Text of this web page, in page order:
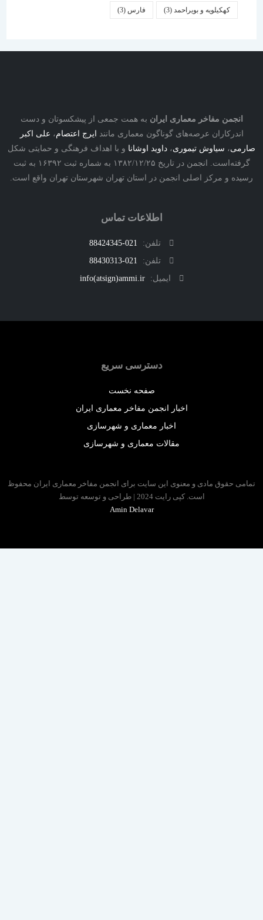
کهکیلویه و بویراحمد(3) فارس
مفاخر معماری ایرانبه همت جمعی از پیشکسوتان و دست
عرصه‌های گوناگون معماری مانندایرج اعتصام،علی اکبر
،سیاوش تیموری،داوید اوشاناو با اهداف فرهنگی و حمایتی شکل
گرفته‌است. انجمن در تاریخ ۱۳۸۲/۱۲/۲۵ به شماره ثبت ۱۶۳۹۲ به ثبت
و مرکز اصلی انجمن در استان تهران شهرستان تهران واقع است.
اطلاعات تماس
تلفن:
021-88424345
تلفن:
021-88430313
ایمیل:
info(atsign)ammi.ir
دسترسی سریع
صفحه نخست
اخبار انجمن مفاخر معماری ایران
اخبار معماری و شهرسازی
مقالات معماری و شهرسازی
حقوق مادی و معنوی این سایت برای انجمن مفاخر معماری ایران محفوظ
است. کپی رایت 2024 | طراحی و توسعه توسط
Amin Delavar